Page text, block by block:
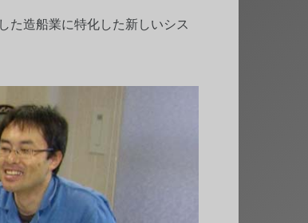
た造船業に特化した新しいシス